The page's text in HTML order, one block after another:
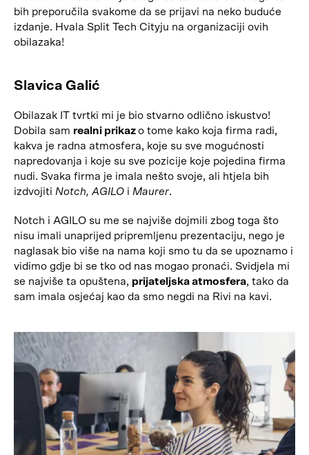
bih preporučila svakome da se prijavi na neko buduće
izdanje. Hvala Split Tech Cityju na organizaciji ovih
obilazaka!
Slavica Galić
Obilazak IT tvrtki mi je bio stvarno odlično iskustvo!
Dobila sam realni prikazo tome kako koja firma radi,
kakva je radna atmosfera, koje su sve mogućnosti
napredovanja i koje su sve pozicije koje pojedina firma
nudi. Svaka firma je imala nešto svoje, ali htjela bih
izdvojiti Notch, AGILO i Maurer.
Notch i AGILO su me se najviše dojmili zbog toga što
nisu imali unaprijed pripremljenu prezentaciju, nego je
naglasak bio više na nama koji smo tu da se upoznamo i
vidimo gdje bi se tko od nas mogao pronaći. Svidjela mi
se najviše ta opuštena, prijateljska atmosfera, tako da
sam imala osjećaj kao da smo negdi na Rivi na kavi.